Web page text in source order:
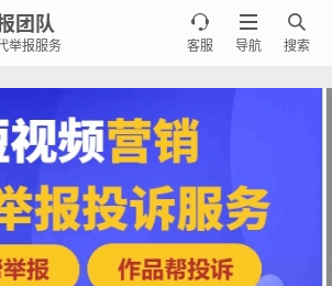
团队
举报服务

搜索

导航

客服